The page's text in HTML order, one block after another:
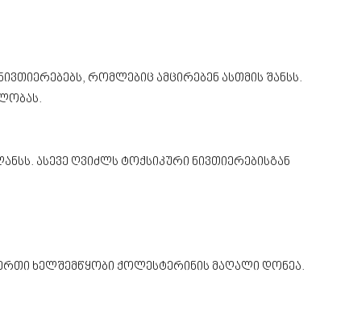
რომლებიც ამცირებენ ასთმის შანსს.
ასევე ღვიძლს ტოქსიკური ნივთიერებისგან
ხელშემწყობი ქოლესტერინის მაღალი დონეა.